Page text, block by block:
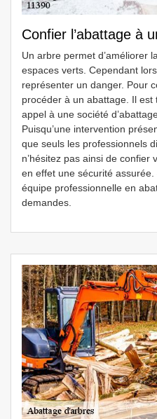
Confier l’abattage à
Un arbre permet d’améliorer
espaces verts. Cependant
représenter un danger. Pour
procéder à un abattage. Il
appel à une société
Puisqu’une intervention
que seuls les professionnels
n’hésitez pas ainsi de
en effet une sécurité
équipe professionnelle en
demandes.